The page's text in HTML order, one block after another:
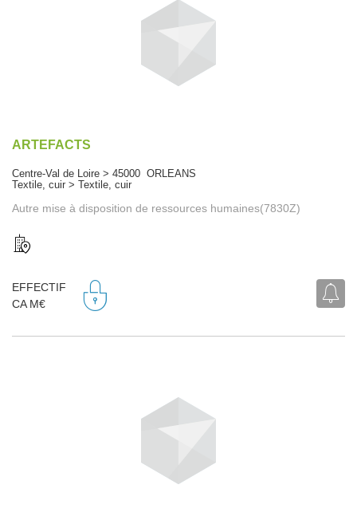
ARTEFACTS
Centre-Val de Loire > 45000 ORLEANS
Textile, cuir > Textile, cuir
Autre mise à disposition de ressources humaines(7830Z)
EFFECTIF
CA M€